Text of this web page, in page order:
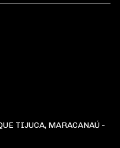
TIJUCA, MARACANAÚ -